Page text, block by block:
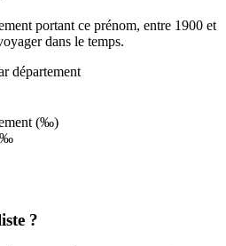
portant ce prénom, entre 1900 et
dans le temps.
département
(‰)
‰
?